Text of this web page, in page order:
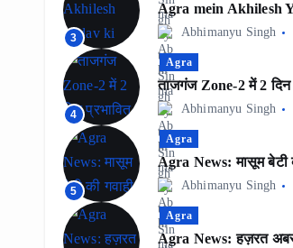
3
Agra mein Akhilesh
Abhimanyu Singh
4
Agra
ताजगंज Zone-2 में 2 दिन
Abhimanyu Singh
5
Agra
Agra News: मासूम बेटी
Abhimanyu Singh
Agra
Agra News: हज़रत